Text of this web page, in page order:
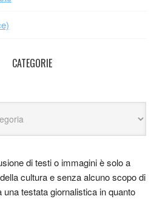
CATEGORIE
di testi o immagini è solo a
cultura e senza alcuno scopo di
una testata giornalistica in quanto